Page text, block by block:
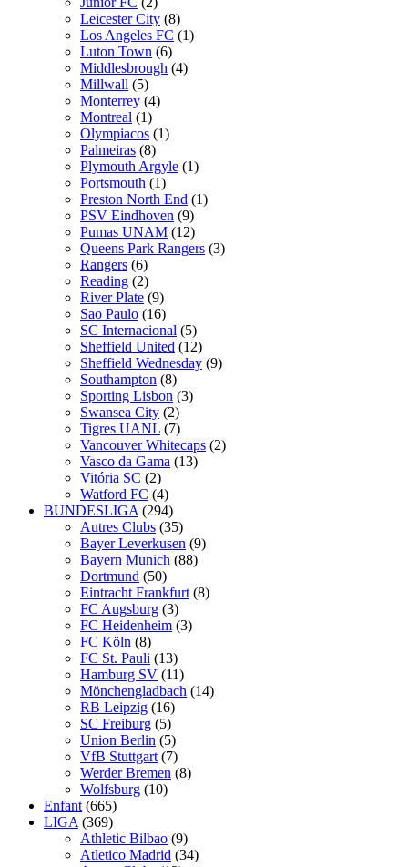
Leicester City (8)
Los Angeles FC (1)
Luton Town (6)
Middlesbrough (4)
Millwall (5)
Monterrey (4)
Montreal (1)
Olympiacos (1)
Palmeiras (8)
Plymouth Argyle (1)
Portsmouth (1)
Preston North End (1)
PSV Eindhoven (9)
Pumas UNAM (12)
Queens Park Rangers (3)
Rangers (6)
Reading (2)
River Plate (9)
Sao Paulo (16)
SC Internacional (5)
Sheffield United (12)
Sheffield Wednesday (9)
Southampton (8)
Sporting Lisbon (3)
Swansea City (2)
Tigres UANL (7)
Vancouver Whitecaps (2)
Vasco da Gama (13)
Vitória SC (2)
Watford FC (4)
BUNDESLIGA (294)
Autres Clubs (35)
Bayer Leverkusen (9)
Bayern Munich (88)
Dortmund (50)
Eintracht Frankfurt (8)
FC Augsburg (3)
FC Heidenheim (3)
FC Köln (8)
FC St. Pauli (13)
Hamburg SV (11)
Mönchengladbach (14)
RB Leipzig (16)
SC Freiburg (5)
Union Berlin (5)
VfB Stuttgart (7)
Werder Bremen (8)
Wolfsburg (10)
Enfant (665)
LIGA (369)
Athletic Bilbao (9)
Atletico Madrid (34)